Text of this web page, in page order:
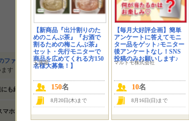
【新商品『出汁割りのた
めのこんぶ茶』『お酒で
割るための梅こんぶ茶』
セット・先行モニターで
商品を広めてくれる方150
名様大募集！】
玉露園
150名
8月20日(木)まで
【毎月大好評企画】簡単
アンケートに答えてモニ
ター品をゲット♪モニター
後アンケートなし！SNS
投稿のみお願いします♪
マルトモ株式会社
10名
8月16日(日)まで
ファン
が「いいね！」といっ
す
も紹介する
マホでも参加できます